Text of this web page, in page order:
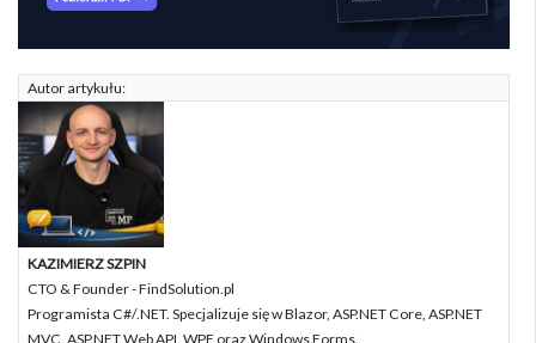
Autor artykułu:
KAZIMIERZ SZPIN
CTO & Founder - FindSolution.pl
Programista C#/.NET. Specjalizuje się w Blazor, ASP.NET Core, ASP.NET
MVC, ASP.NET Web API, WPF oraz Windows Forms.